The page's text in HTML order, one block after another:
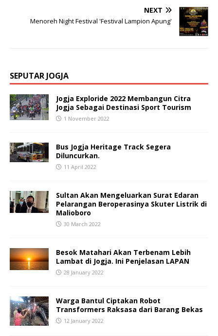
NEXT
Menoreh Night Festival 'Festival Lampion Apung'
SEPUTAR JOGJA
Jogja Exploride 2022 Membangun Citra
Jogja Sebagai Destinasi Sport Tourism
1 November 2022
Bus Jogja Heritage Track Segera
Diluncurkan.
11 April 2022
Sultan Akan Mengeluarkan Surat Edaran
Pelarangan Beroperasinya Skuter Listrik di
Malioboro
30 March 2022
Besok Matahari Akan Terbenam Lebih
Lambat di Jogja. Ini Penjelasan LAPAN
28 January 2022
Warga Bantul Ciptakan Robot
Transformers Raksasa dari Barang Bekas
12 January 2022